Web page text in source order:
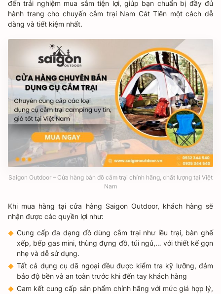
đến trải nghiệm mua sắm tiện lợi, giúp bạn chuẩn bị đầy đủ
hành trang cho chuyến cắm trại Nam Cát Tiên một cách dễ
dàng và tiết kiệm nhất.
Saigon Outdoor – Cửa hàng bán đồ cắm trại chính hãng, chất lượng tại Việt
Nam
Khi mua hàng tại cửa hàng Saigon Outdoor, khách hàng sẽ
nhận được các quyền lợi như:
Cung cấp đa dạng đồ dùng cắm trại như lều trại, bàn ghế
xếp, bếp gas mini, thùng đựng đồ, túi ngủ,… với thiết kế gọn
nhẹ và dễ sử dụng.
Tất cả dụng cụ dã ngoại đều được kiểm tra kỹ lưỡng, đảm
bảo độ bền và an toàn trước khi đến tay khách hàng
Cam kết cung cấp sản phẩm chính hãng với mức giá hợp lý,